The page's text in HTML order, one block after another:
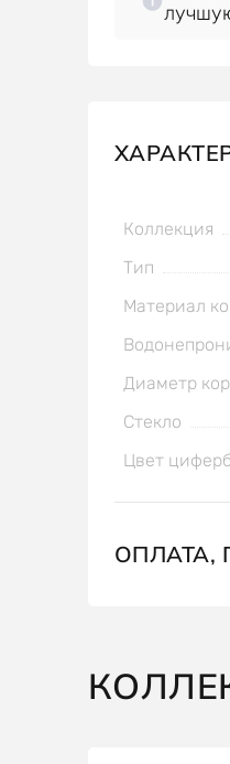
Коллекция
Тип
Материал
Диаметр
Стекло
Цвет
ОПЛАТА,